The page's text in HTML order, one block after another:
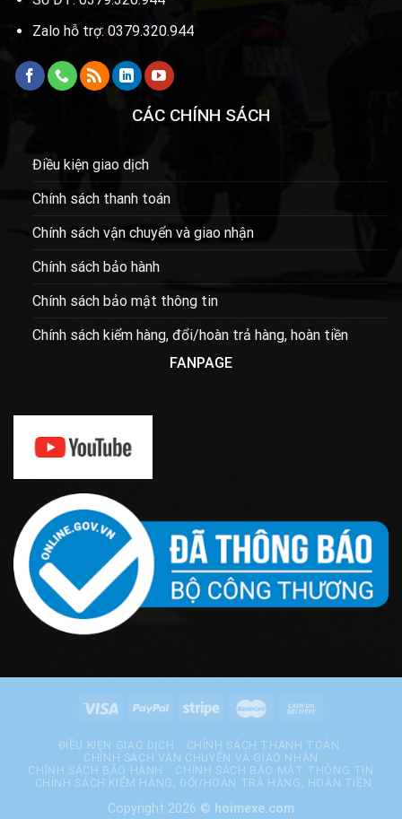
Zalo hỗ trợ: 0379.320.944
CÁC CHÍNH SÁCH
Điều kiện giao dịch
Chính sách thanh toán
Chính sách vận chuyển và giao nhận
Chính sách bảo hành
Chính sách bảo mật thông tin
Chính sách kiểm hàng, đổi/hoàn trả hàng, hoàn tiền
FANPAGE
ĐIỀU KIỆN GIAO DỊCH
CHÍNH SÁCH THANH TOÁN
CHÍNH SÁCH VẬN CHUYỂN VÀ GIAO NHẬN
CHÍNH SÁCH BẢO HÀNH
CHÍNH SÁCH BẢO MẬT THÔNG TIN
CHÍNH SÁCH KIỂM HÀNG, ĐỔI/HOÀN TRẢ HÀNG, HOÀN TIỀN
Copyright 2026 © hoimexe.com